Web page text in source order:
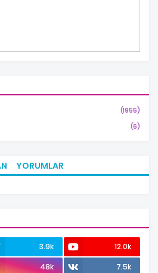
(1955)
(6)
YORUMLAR
3.9k
12.0k
48k 7.5k